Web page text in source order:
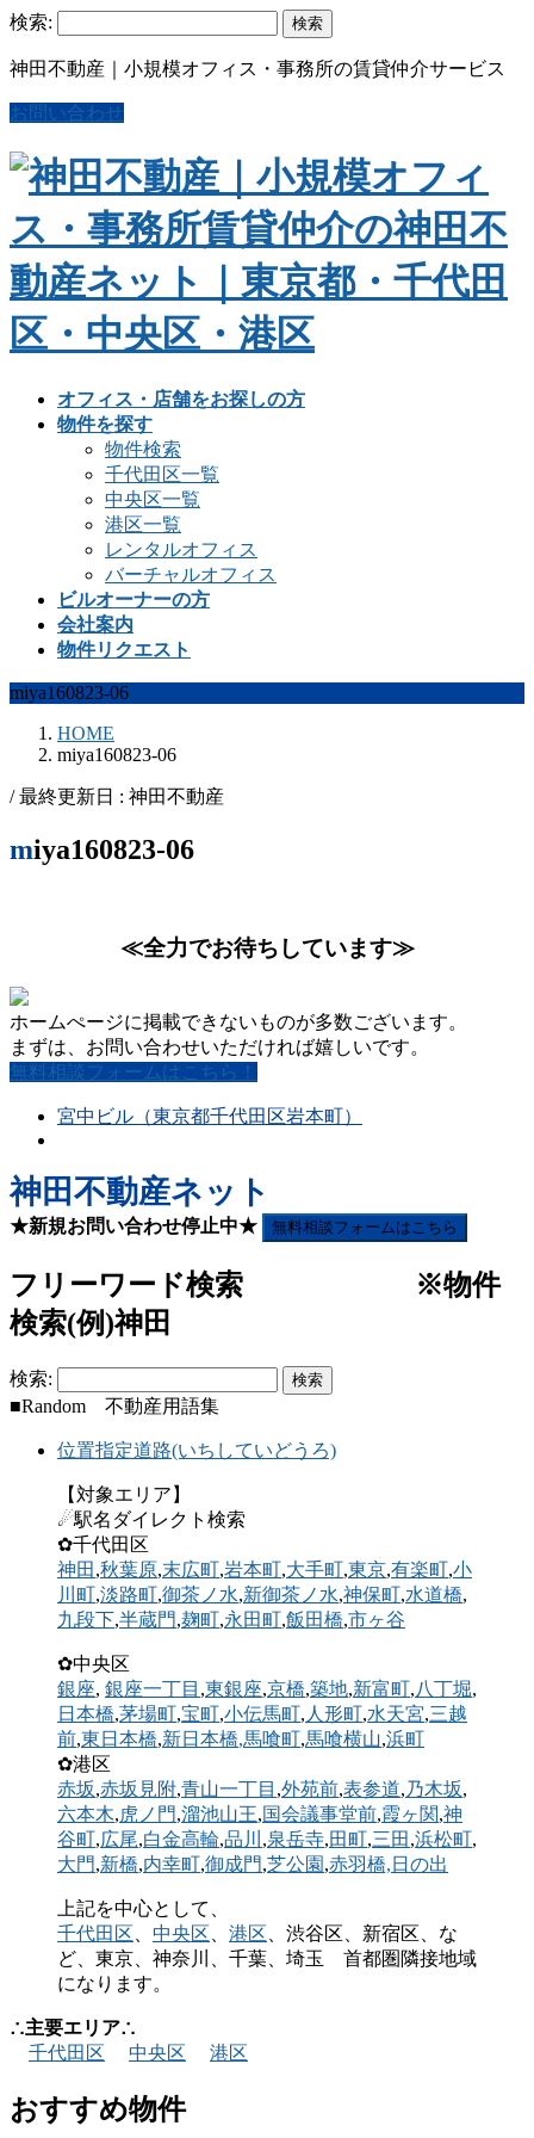
検索:
神田不動産｜小規模オフィス・事務所の賃貸仲介サービス
お問い合わせ
オフィス・店舗をお探しの方
物件を探す
物件検索
千代田区一覧
中央区一覧
港区一覧
レンタルオフィス
バーチャルオフィス
ビルオーナーの方
会社案内
物件リクエスト
miya160823-06
HOME
miya160823-06
/ 最終更新日 : 神田不動産
miya160823-06
≪全力でお待ちしています≫
ホームぺージに掲載できないものが多数ございます。
まずは、お問い合わせいただければ嬉しいです。
無料相談フォームはこちら！
宮中ビル（東京都千代田区岩本町）
神田不動産ネット
★新規お問い合わせ停止中★ 無料相談フォームはこちら
フリーワード検索 ※物件
検索(例)神田
検索:
■Random 不動産用語集
位置指定道路(いちしていどうろ)
【対象エリア】
☄駅名ダイレクト検索
✿千代田区
神田 ,秋葉原,末広町,岩本町,大手町,東京,有楽町,小
川町,淡路町,御茶ノ水,新御茶ノ水,神保町,水道橋,
九段下,半蔵門,麹町,永田町,飯田橋,市ヶ谷
✿中央区
銀座, 銀座一丁目 ,東銀座,京橋,築地,新富町,八丁堀,
日本橋,茅場町,宝町,小伝馬町, 人形町,水天宮,三越
前,東日本橋,新日本橋,馬喰町,馬喰横山,浜町
✿港区
赤坂,赤坂見附,青山一丁目 ,外苑前,表参道,乃木坂,
六本木,虎ノ門,溜池山王,国会議事堂前,霞ヶ関,神
谷町,広尾,白金高輪,品川 ,泉岳寺,田町,三田 ,浜松町,
大門,新橋,内幸町,御成門,芝公園 ,赤羽橋, 日の出
上記を中心として、
千代田区
中央区 港区 、渋谷区、新宿区、な
ど、東京、神奈川、千葉、埼玉 首都圏隣接地域
になります。
∴主要エリア∴
千代田区
中央区 港区
おすすめ物件